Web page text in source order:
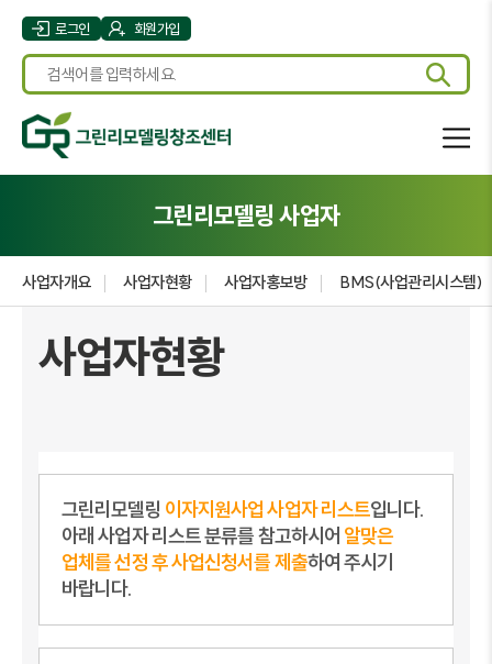
로그인 회원가입
그린리모델링 사업자
사업자개요 사업자현황 사업자홍보방 BMS(사업관리시스템)
사업자현황
그린리모델링 이자지원사업 사업자 리스트입니다.
아래 사업자 리스트 분류를 참고하시어 알맞은
업체를 선정 후 사업신청서를 제출하여 주시기
바랍니다.